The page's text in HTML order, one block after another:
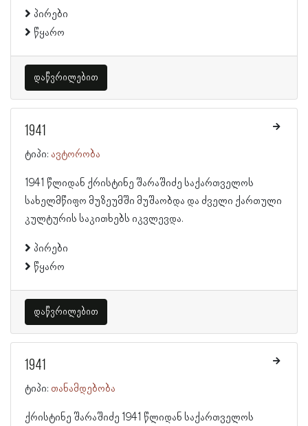
პირები
წყარო
დაწვრილებით
1941
ტიპი: ავტორობა
1941 წლიდან ქრისტინე შარაშიძე საქართველოს
სახელმწიფო მუზეუმში მუშაობდა და ძველი ქართული
კულტურის საკითხებს იკვლევდა.
პირები
წყარო
დაწვრილებით
1941
ტიპი: თანამდებობა
ქრისტინე შარაშიძე 1941 წლიდან საქართველოს